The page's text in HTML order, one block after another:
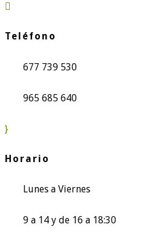

Teléfono
677 739 530
965 685 640
}
Horario
Lunes a Viernes
9 a 14 y de 16 a 18:30